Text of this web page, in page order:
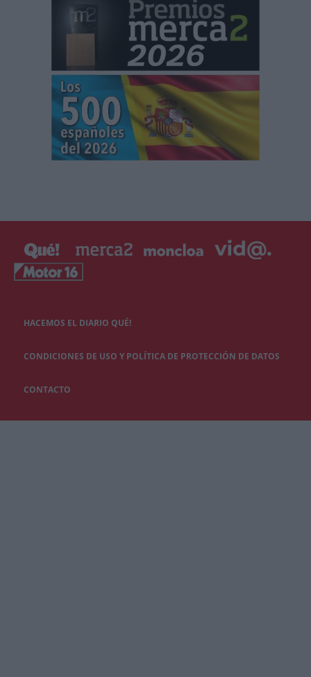
HACEMOS EL DIARIO QUÉ!
CONDICIONES DE USO Y POLÍTICA DE PROTECCIÓN DE DATOS
CONTACTO